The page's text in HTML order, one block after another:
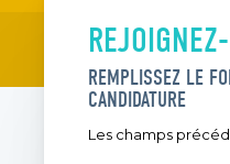
REMPLISSEZ LE
CANDIDATURE
Les champs